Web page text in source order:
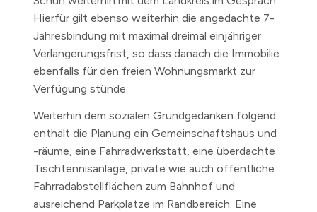
Hierfür gilt ebenso weiterhin die angedachte 7-
Jahresbindung mit maximal dreimal einjähriger
Verlängerungsfrist, so dass danach die Immobilie
ebenfalls für den freien Wohnungsmarkt zur
Verfügung stünde.
Weiterhin dem sozialen Grundgedanken folgend
enthält die Planung ein Gemeinschaftshaus und
-räume, eine Fahrradwerkstatt, eine überdachte
Tischtennisanlage, private wie auch öffentliche
Fahrradabstellflächen zum Bahnhof und
ausreichend Parkplätze im Randbereich. Eine